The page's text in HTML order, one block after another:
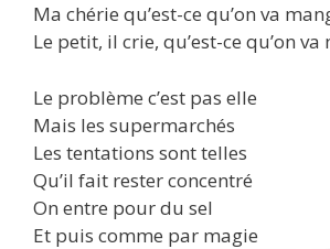
Ma chérie qu’est-ce qu’on va
Le petit, il crie, qu’est-ce qu’on va
Le problème c’est pas elle
Mais les supermarchés
Les tentations sont telles
Qu’il fait rester concentré
On entre pour du sel
Et puis comme par magie